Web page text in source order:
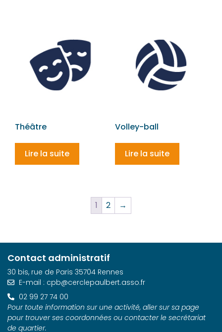
Théâtre
Lire la suite
Volley-ball
Lire la suite
1 2 →
Contact administratif
30 bis, rue de Paris 35704 Rennes
E-mail : cpb@cerclepaulbert.asso.fr
02 99 27 74 00
Pour toute information sur une activité, aller sur sa page
pour trouver ses coordonnées ou contacter le secrétariat
de quartier.